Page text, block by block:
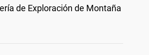
de Exploración de Montaña